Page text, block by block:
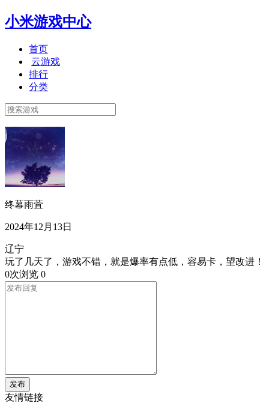
小米游戏中心
首页
云游戏
排行
分类
终幕雨萓
2024年12月13日
辽宁
玩了几天了，游戏不错，就是爆率有点低，容易卡，望改进！
0次浏览 0
发布
友情链接